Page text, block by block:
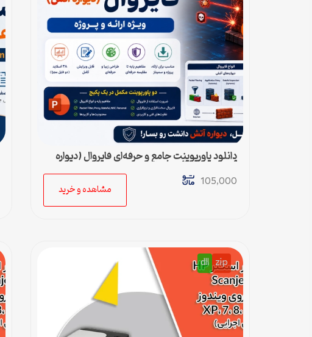
دانلود پاورپوینت جامع و حرفه‌ای فایروال (دیواره
105,000
مشاهده و خرید
zip
dll